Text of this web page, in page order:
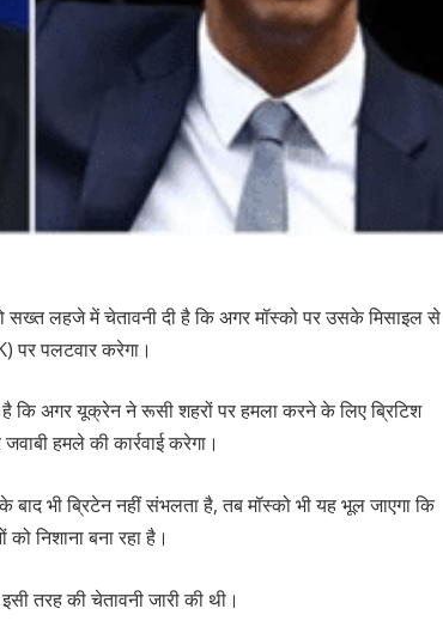
लहजे में चेतावनी दी है कि अगर मॉस्को पर उसके मिसाइल से
पर पलटवार करेगा।
है कि अगर यूक्रेन ने रूसी शहरों पर हमला करने के लिए ब्रिटिश
हमले की कार्रवाई करेगा।
बाद भी ब्रिटेन नहीं संभलता है, तब मॉस्को भी यह भूल जाएगा कि
निशाना बना रहा है।
तरह की चेतावनी जारी की थी।